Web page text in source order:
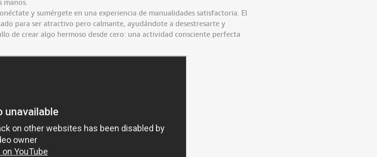
y sumérgete en una experiencia de manualidades satisfactoria. El
para ser atractivo pero calmante, ayudándote a desestresarte y
de crear algo hermoso desde cero: una actividad consciente perfecta